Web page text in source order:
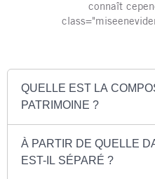
connaît
QUELLE EST LA
PATRIMOINE ?
À PARTIR DE QUELLE
EST-IL SÉPARÉ ?